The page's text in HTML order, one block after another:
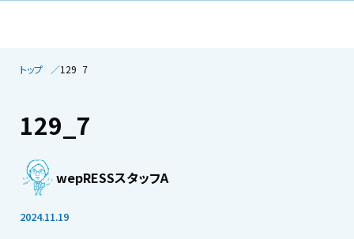
トップ 129_7
129_7
wepRESSスタッフA
2024.11.19